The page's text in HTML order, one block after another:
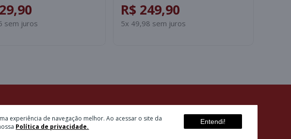
sem juros
R$ 249,90
5x 49,98 sem juros
experiência de navegação melhor. Ao acessar o site da
Política de privacidade.
Entendi!
NEWSLETTER SELOS